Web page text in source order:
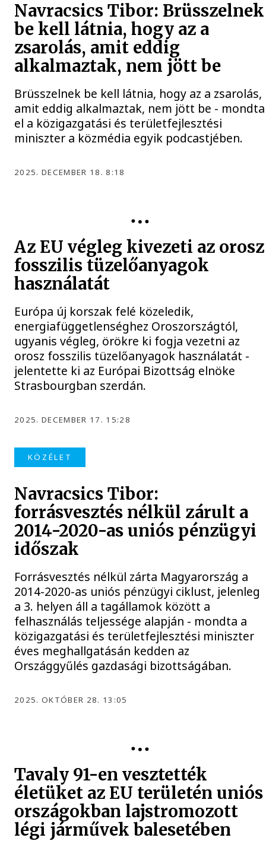
Navracsics Tibor: Brüsszelnek
be kell látnia, hogy az a
zsarolás, amit eddig
alkalmaztak, nem jött be
Brüsszelnek be kell látnia, hogy az a zsarolás,
amit eddig alkalmaztak, nem jött be - mondta
el a közigazgatási és területfejlesztési
miniszter a közmédia egyik podcastjében.
2025. DECEMBER 18. 8:18
Az EU végleg kivezeti az orosz
fosszilis tüzelőanyagok
használatát
Európa új korszak felé közeledik,
energiafüggetlenséghez Oroszországtól,
ugyanis végleg, örökre ki fogja vezetni az
orosz fosszilis tüzelőanyagok használatát -
jelentette ki az Európai Bizottság elnöke
Strasbourgban szerdán.
2025. DECEMBER 17. 15:28
KÖZÉLET
Navracsics Tibor:
forrásvesztés nélkül zárult a
2014-2020-as uniós pénzügyi
időszak
Forrásvesztés nélkül zárta Magyarország a
2014-2020-as uniós pénzügyi ciklust, jelenleg
a 3. helyen áll a tagállamok között a
felhasználás teljessége alapján - mondta a
közigazgatási és területfejlesztési miniszter
éves meghallgatásán kedden az
Országgyűlés gazdasági bizottságában.
2025. OKTÓBER 28. 13:05
Tavaly 91-en vesztették
életüket az EU területén uniós
országokban lajstromozott
légi járművek balesetében